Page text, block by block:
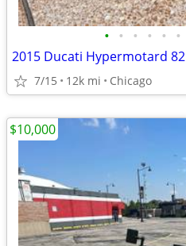
• • • • • •
2015 Ducati Hypermotard
7/15 12k mi Chicago
$10,000